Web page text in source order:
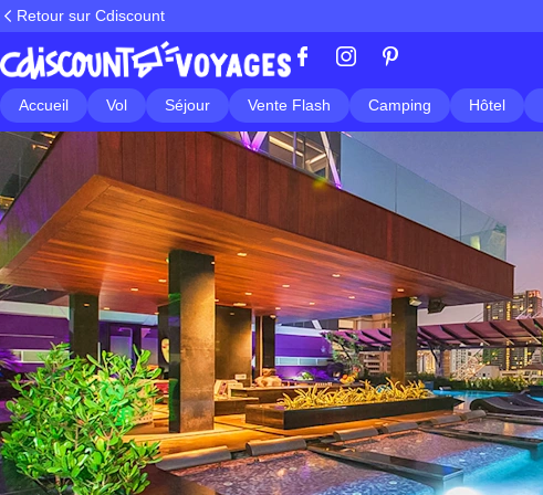
Retour sur Cdiscount
Accueil Vol Séjour Vente Flash Camping Hôtel